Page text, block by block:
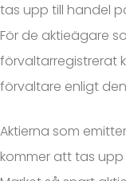
tas upp till handel
För de aktieägare
förvaltarregistrerat
förvaltare enligt
Aktierna som
kommer att tas upp